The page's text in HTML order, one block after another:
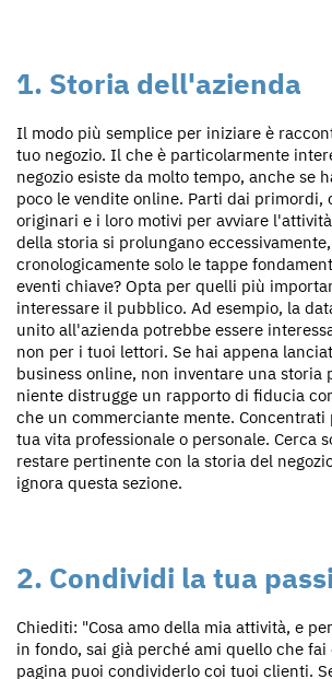
1. Storia dell'azienda
Il modo più semplice per iniziare è
tuo negozio. Il che è particolarmente
negozio esiste da molto tempo, anche se
poco le vendite online. Parti dai primordi,
originari e i loro motivi per avviare
della storia si prolungano
cronologicamente solo le tappe
eventi chiave? Opta per quelli più
interessare il pubblico. Ad esempio, la
unito all'azienda potrebbe essere
non per i tuoi lettori. Se hai appena
business online, non inventare una storia
niente distrugge un rapporto di fiducia
che un commerciante mente.
tua vita professionale o personale. Cerca
restare pertinente con la storia del
ignora questa sezione.
2. Condividi la tua
Chiediti: "Cosa amo della mia attività, e
in fondo, sai già perché ami quello che fai
pagina puoi condividerlo coi tuoi clienti.